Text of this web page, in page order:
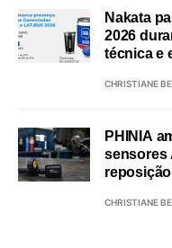
Nakata
2026
técnica e
CHRISTIANE
PHINIA
sensores
reposição
CHRISTIANE